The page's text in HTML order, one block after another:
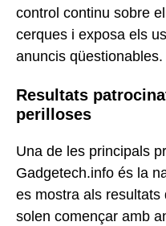
control continu sobre
cerques i exposa els
anuncis qüestionables.
Resultats
perilloses
Una de les principals
Gadgetech.info és la
es mostra als
solen començar amb